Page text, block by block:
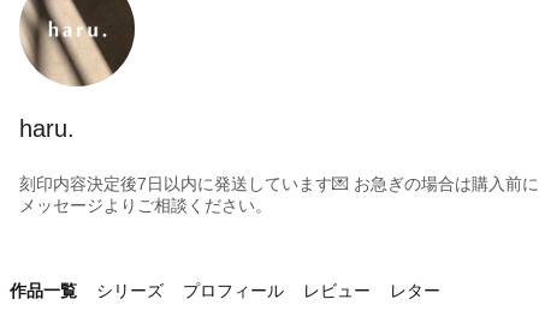
haru.
刻印内容決定後7日以内に発送しています💌 お急ぎの場合は購入前に
メッセージよりご相談ください。
作品一覧 シリーズ プロフィール レビュー レター